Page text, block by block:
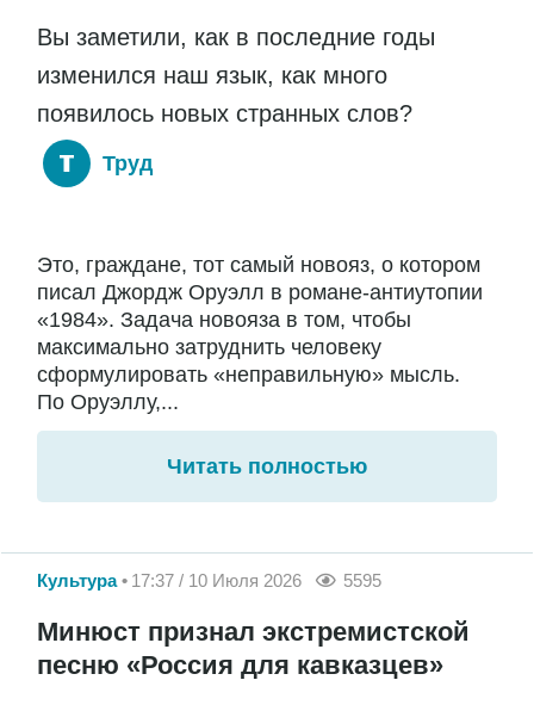
Вы заметили, как в последние годы
изменился наш язык, как много
появилось новых странных слов?
Труд
Это, граждане, тот самый новояз, о котором
писал Джордж Оруэлл в романе-антиутопии
«1984». Задача новояза в том, чтобы
максимально затруднить человеку
сформулировать «неправильную» мысль.
По Оруэллу,...
Читать полностью
Культура 17:37 / 10 Июля 2026 5595
Минюст признал экстремистской
песню «Россия для кавказцев»